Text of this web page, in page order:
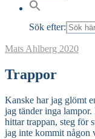
Sök efter:
Mats Ahlberg 2020
Trappor
Kanske har jag glömt
jag tänder inga
hittar trappan, steg för
jag inte kommit någon